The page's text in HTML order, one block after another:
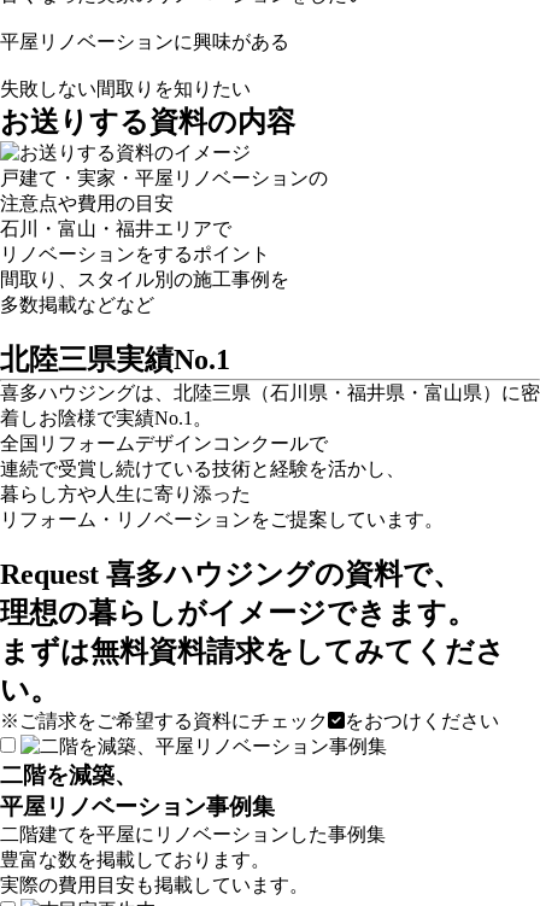
平屋リノベーションに興味がある
失敗しない間取り を知りたい
お送りする資料の内容
戸建て・実家・平屋リノベーションの
注意点や費用の目安
石川・富山・福井エリアで
リノベーションをするポイント
間取り、スタイル別の施工事例を
多数掲載などなど
北陸三県実績No.1
喜多ハウジングは、北陸三県（石川県・福井県・富山県）に密
着しお陰様で実績No.1。
全国リフォームデザインコンクールで
連続で受賞し続けている技術と経験を活かし、
暮らし方や人生に寄り添った
リフォーム・リノベーションをご提案しています。
Request 喜多ハウジングの資料で、
理想の暮らしがイメージできます。
まずは無料資料請求をしてみてくださ
い。
※ご請求をご希望する資料にチェック をおつけください
二階を減築、
平屋リノベーション事例集
二階建てを平屋にリノベーションした事例集
豊富な数を掲載しております。
実際の費用目安も掲載しています。